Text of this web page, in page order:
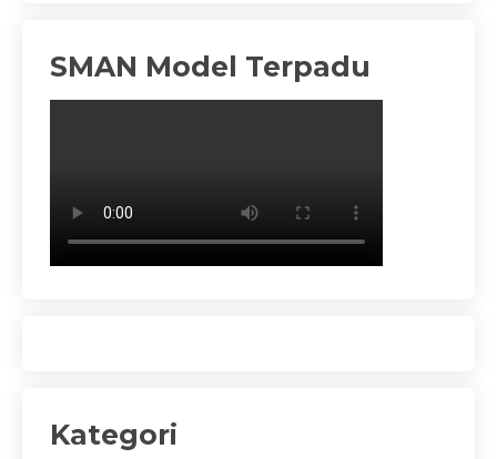
SMAN Model Terpadu
Kategori